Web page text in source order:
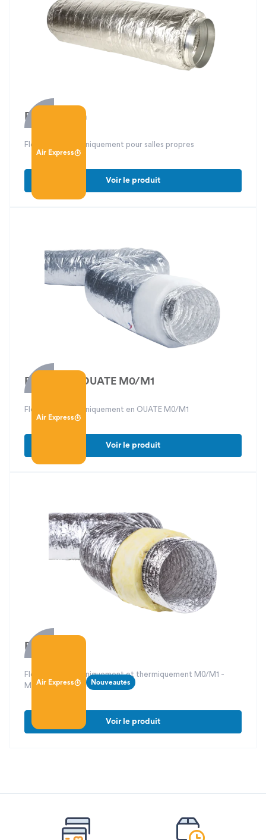
Air Express
Phoni-Clean
Flexible isolé phoniquement pour salles propres
Voir le produit
Air Express
Phoni-Flex OUATE M0/M1
Flexible isolé phoniquement en OUATE M0/M1
Voir le produit
Air Express Nouveautés
Phoni-Flex
Flexible isolé phoniquement et thermiquement M0/M1 -
M0/M0
Voir le produit